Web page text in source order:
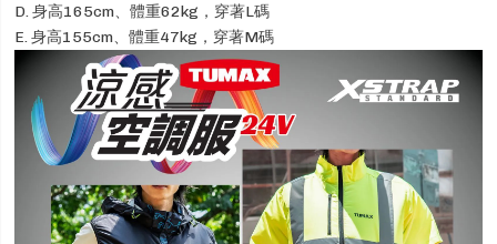
D. 身高165cm、體重62kg，穿著L碼
E. 身高155cm、體重47kg，穿著M碼